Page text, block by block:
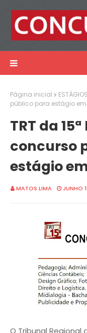
Página inicial ESTÁGIOS
público para estágio em
TRT da
concurso
estágio
MATOS LIMA JUNHO
O Tribunal Regional